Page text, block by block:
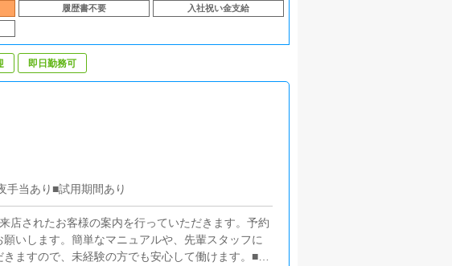
履歴書不要 入社祝い金支給
即日勤務可
手当あり■試用期間あり
店されたお客様の案内を行っていただきます。予約
いします。簡単なマニュアルや、先輩スタッフに
ますので、未経験の方でも安心して働けます。■企